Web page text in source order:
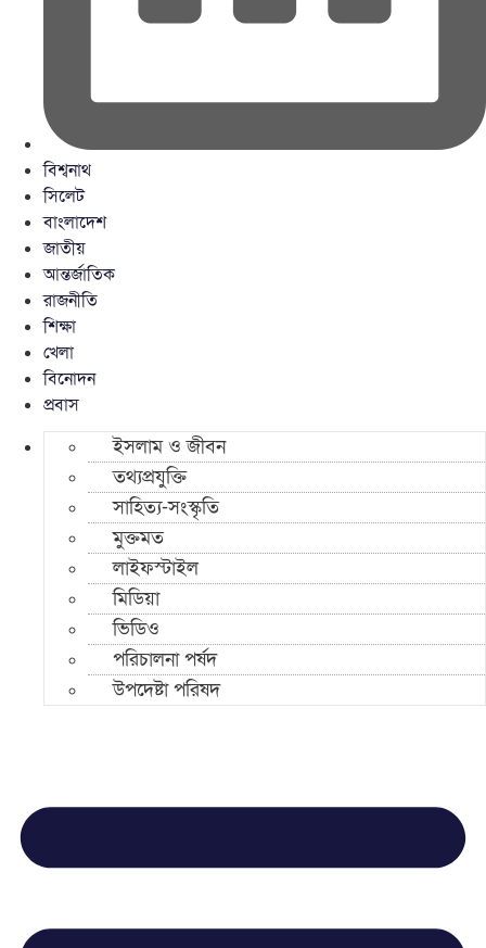
বিশ্বনাথ
সিলেট
বাংলাদেশ
জাতীয়
আন্তর্জাতিক
রাজনীতি
শিক্ষা
খেলা
বিনোদন
প্রবাস
ইসলাম ও জীবন
তথ্যপ্রযুক্তি
সাহিত্য-সংস্কৃতি
মুক্তমত
লাইফস্টাইল
মিডিয়া
ভিডিও
পরিচালনা পর্ষদ
উপদেষ্টা পরিষদ